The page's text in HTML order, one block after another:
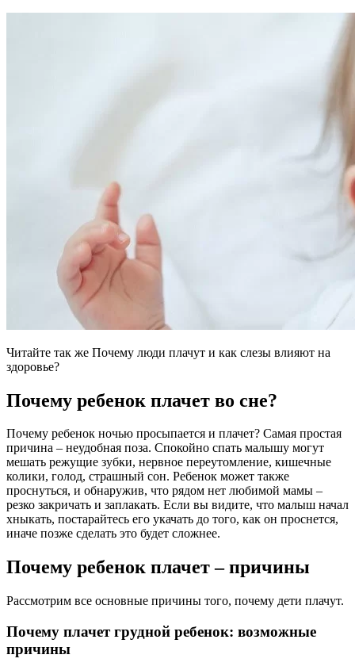
Читайте так же Почему люди плачут и как слезы влияют на
здоровье?
Почему ребенок плачет во сне?
Почему ребенок ночью просыпается и плачет? Самая простая
причина – неудобная поза. Спокойно спать малышу могут
мешать режущие зубки, нервное переутомление, кишечные
колики, голод, страшный сон. Ребенок может также
проснуться, и обнаружив, что рядом нет любимой мамы –
резко закричать и заплакать. Если вы видите, что малыш начал
хныкать, постарайтесь его укачать до того, как он проснется,
иначе позже сделать это будет сложнее.
Почему ребенок плачет – причины
Рассмотрим все основные причины того, почему дети плачут.
Почему плачет грудной ребенок: возможные
причины